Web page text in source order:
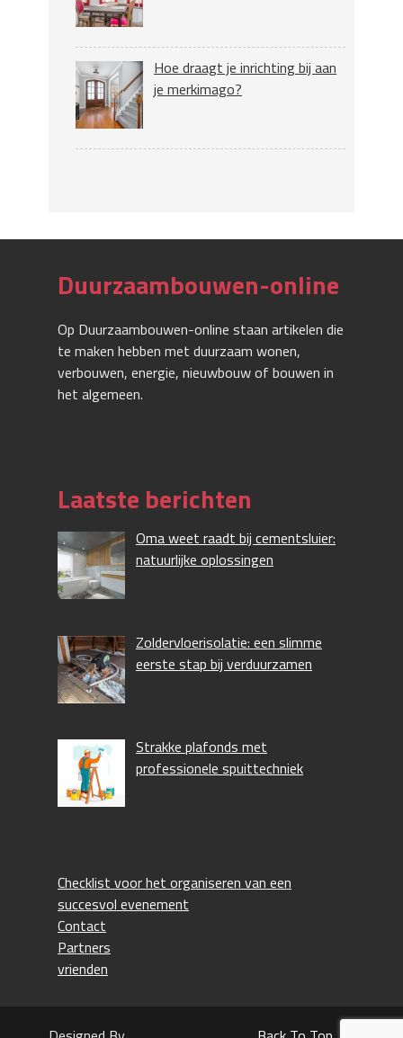
Hoe draagt je inrichting bij aan
je merkimago?
Duurzaambouwen-online
Op Duurzaambouwen-online staan artikelen die
te maken hebben met duurzaam wonen,
verbouwen, energie, nieuwbouw of bouwen in
het algemeen.
Laatste berichten
Oma weet raadt bij cementsluier:
natuurlijke oplossingen
Zoldervloerisolatie: een slimme
eerste stap bij verduurzamen
Strakke plafonds met
professionele spuittechniek
Checklist voor het organiseren van een
succesvol evenement
Contact
Partners
vrienden